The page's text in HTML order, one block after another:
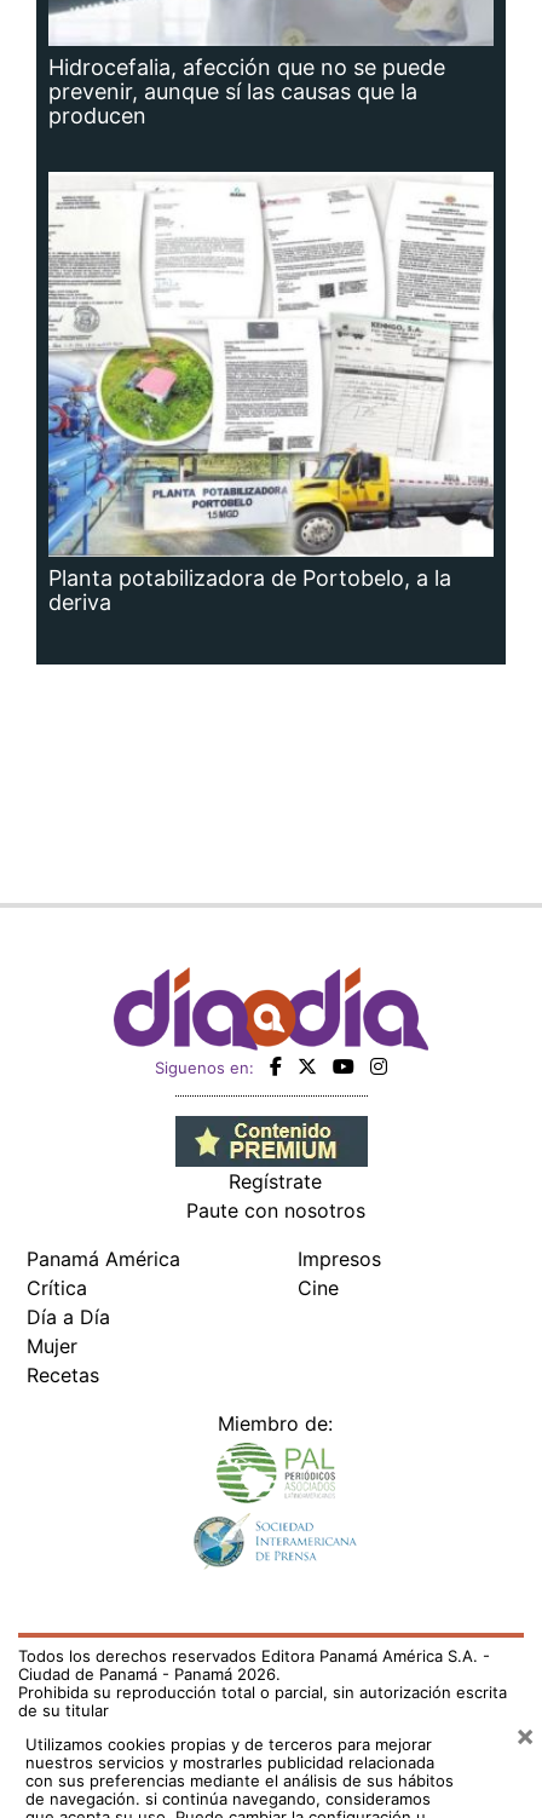
Hidrocefalia, afección que no se puede
prevenir, aunque sí las causas que la
producen
Planta potabilizadora de Portobelo, a la
deriva
Siguenos en:
Regístrate
Paute con nosotros
Panamá América
Crítica
Día a Día
Mujer
Recetas
Impresos
Cine
Miembro de:
Todos los derechos reservados Editora Panamá América S.A. -
Ciudad de Panamá - Panamá 2026.
Prohibida su reproducción total o parcial, sin autorización escrita
de su titular
Utilizamos cookies propias y de terceros para mejorar
nuestros servicios y mostrarles publicidad relacionada
con sus preferencias mediante el análisis de sus hábitos
de navegación. si continúa navegando, consideramos
×